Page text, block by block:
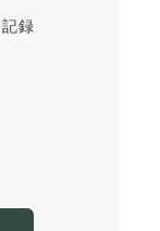
録